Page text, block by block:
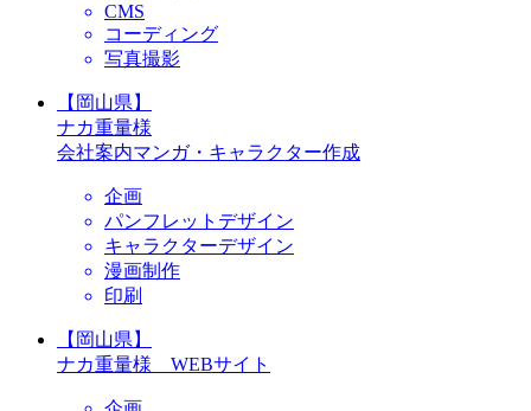
CMS
コーディング
写真撮影
【岡山県】
ナカ重量様
会社案内マンガ・キャラクター作成
企画
パンフレットデザイン
キャラクターデザイン
漫画制作
印刷
【岡山県】
ナカ重量様 WEBサイト